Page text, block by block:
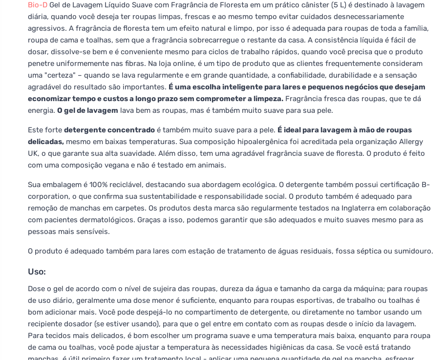
Bio-D Gel de Lavagem Líquido Suave com Fragrância de Floresta em um prático cânister (5 L) é destinado à lavagem
diária, quando você deseja ter roupas limpas, frescas e ao mesmo tempo evitar cuidados desnecessariamente
agressivos. A fragrância de floresta tem um efeito natural e limpo, por isso é adequada para roupas de toda a família,
roupa de cama e toalhas, sem que a fragrância sobrecarregue o restante da casa. A consistência líquida é fácil de
dosar, dissolve-se bem e é conveniente mesmo para ciclos de trabalho rápidos, quando você precisa que o produto
penetre uniformemente nas fibras. Na loja online, é um tipo de produto que as clientes frequentemente consideram
uma "certeza" – quando se lava regularmente e em grande quantidade, a confiabilidade, durabilidade e a sensação
agradável do resultado são importantes. É uma escolha inteligente para lares e pequenos negócios que desejam
economizar tempo e custos a longo prazo sem comprometer a limpeza. Fragrância fresca das roupas, que te dá
energia. O gel de lavagem lava bem as roupas, mas é também muito suave para sua pele.
Este forte detergente concentrado é também muito suave para a pele. É ideal para lavagem à mão de roupas
delicadas, mesmo em baixas temperaturas. Sua composição hipoalergênica foi acreditada pela organização Allergy
UK, o que garante sua alta suavidade. Além disso, tem uma agradável fragrância suave de floresta. O produto é feito
com uma composição vegana e não é testado em animais.
Sua embalagem é 100% reciclável, destacando sua abordagem ecológica. O detergente também possui certificação B-
corporation, o que confirma sua sustentabilidade e responsabilidade social. O produto também é adequado para
remoção de manchas em carpetes. Os produtos desta marca são regularmente testados na Inglaterra em colaboração
com pacientes dermatológicos. Graças a isso, podemos garantir que são adequados e muito suaves mesmo para as
pessoas mais sensíveis.
O produto é adequado também para lares com estação de tratamento de águas residuais, fossa séptica ou sumidouro.
Uso:
Dose o gel de acordo com o nível de sujeira das roupas, dureza da água e tamanho da carga da máquina; para roupas
de uso diário, geralmente uma dose menor é suficiente, enquanto para roupas esportivas, de trabalho ou toalhas é
bom adicionar mais. Você pode despejá-lo no compartimento de detergente, ou diretamente no tambor usando um
recipiente dosador (se estiver usando), para que o gel entre em contato com as roupas desde o início da lavagem.
Para tecidos mais delicados, é bom escolher um programa suave e uma temperatura mais baixa, enquanto para roupa
de cama ou toalhas, você pode ajustar a temperatura às necessidades higiênicas da casa. Se você está tratando